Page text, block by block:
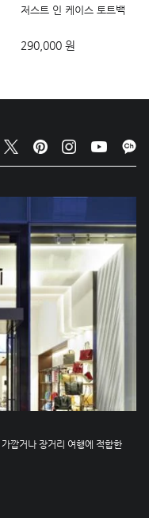
저스트 인 케이스 토트백
290,000 원
깝거나 장거리 여행에 적합한